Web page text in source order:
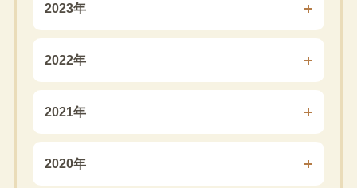
2023年
2022年
2021年
2020年